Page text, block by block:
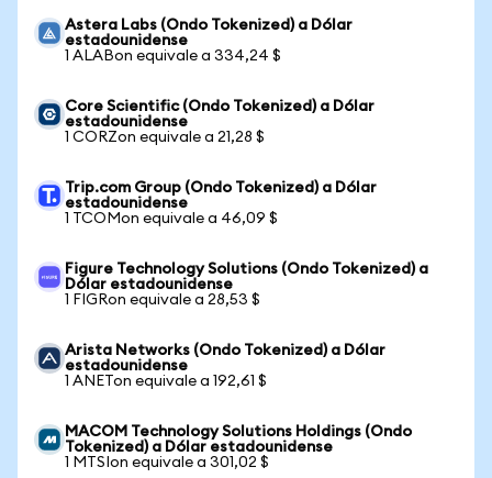
Astera Labs (Ondo Tokenized) a Dólar
estadounidense
1 ALABon equivale a 334,24 $
Core Scientific (Ondo Tokenized) a Dólar
estadounidense
1 CORZon equivale a 21,28 $
Trip.com Group (Ondo Tokenized) a Dólar
estadounidense
1 TCOMon equivale a 46,09 $
Figure Technology Solutions (Ondo Tokenized) a
Dólar estadounidense
1 FIGRon equivale a 28,53 $
Arista Networks (Ondo Tokenized) a Dólar
estadounidense
1 ANETon equivale a 192,61 $
MACOM Technology Solutions Holdings (Ondo
Tokenized) a Dólar estadounidense
1 MTSIon equivale a 301,02 $